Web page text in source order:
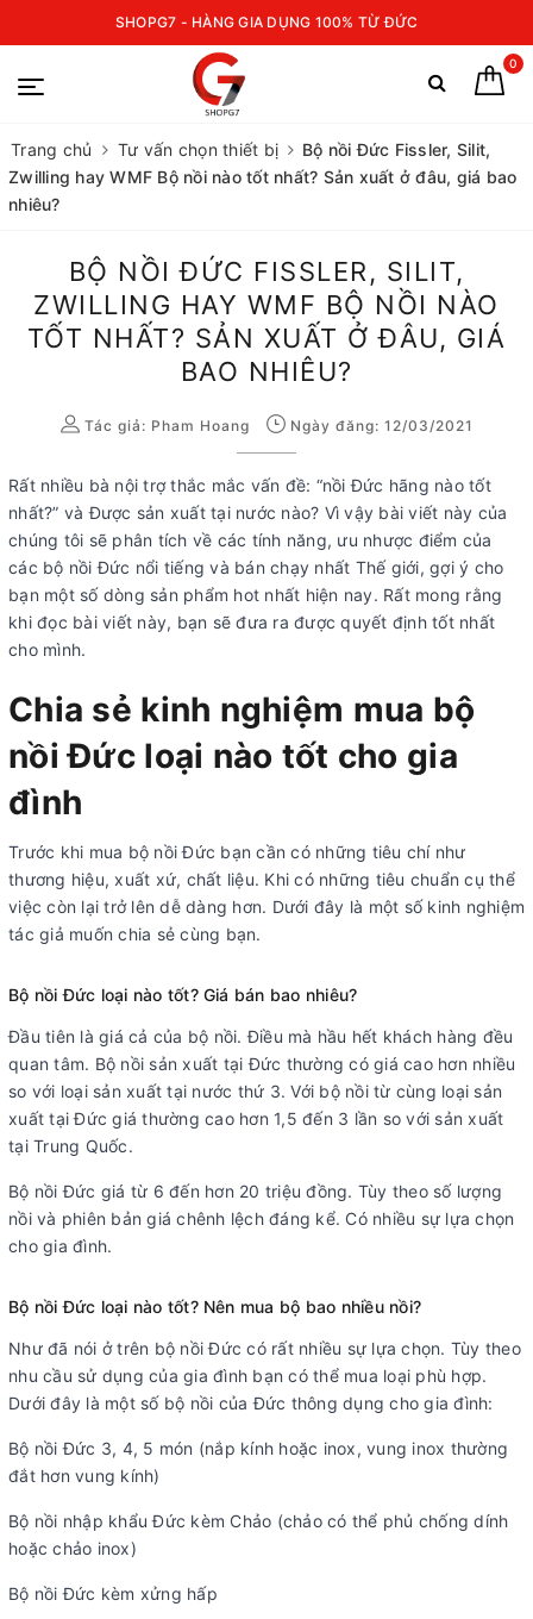
SHOPG7 - HÀNG GIA DỤNG 100% TỪ ĐỨC
0
Trang chủ Tư vấn chọn thiết bị
Bộ nồi Đức Fissler, Silit,
Zwilling hay WMF Bộ nồi nào tốt nhất? Sản xuất ở đâu, giá bao
nhiêu?
BỘ NỒI ĐỨC FISSLER, SILIT,
ZWILLING HAY WMF BỘ NỒI NÀO
TỐT NHẤT? SẢN XUẤT Ở ĐÂU, GIÁ
BAO NHIÊU?
Tác giả: Pham Hoang Ngày đăng: 12/03/2021
Rất nhiều bà nội trợ thắc mắc vấn đề: “nồi Đức hãng nào tốt
nhất?” và Được sản xuất tại nước nào? Vì vậy bài viết này của
chúng tôi sẽ phân tích về các tính năng, ưu nhược điểm của
các bộ nồi Đức nổi tiếng và bán chạy nhất Thế giới, gợi ý cho
bạn một số dòng sản phẩm hot nhất hiện nay. Rất mong rằng
khi đọc bài viết này, bạn sẽ đưa ra được quyết định tốt nhất
cho mình.
Chia sẻ kinh nghiệm mua bộ
nồi Đức loại nào tốt cho gia
đình
Trước khi mua bộ nồi Đức bạn cần có những tiêu chí như
thương hiệu, xuất xứ, chất liệu. Khi có những tiêu chuẩn cụ thể
việc còn lại trở lên dễ dàng hơn. Dưới đây là một số kinh nghiệm
tác giả muốn chia sẻ cùng bạn.
Bộ nồi Đức loại nào tốt? Giá bán bao nhiêu?
Đầu tiên là giá cả của bộ nồi. Điều mà hầu hết khách hàng đều
quan tâm. Bộ nồi sản xuất tại Đức thường có giá cao hơn nhiều
so với loại sản xuất tại nước thứ 3. Với bộ nồi từ cùng loại sản
xuất tại Đức giá thường cao hơn 1,5 đến 3 lần so với sản xuất
tại Trung Quốc.
Bộ nồi Đức giá từ 6 đến hơn 20 triệu đồng. Tùy theo số lượng
nồi và phiên bản giá chênh lệch đáng kể. Có nhiều sự lựa chọn
cho gia đình.
Bộ nồi Đức loại nào tốt? Nên mua bộ bao nhiều nồi?
Như đã nói ở trên bộ nồi Đức có rất nhiều sự lựa chọn. Tùy theo
nhu cầu sử dụng của gia đình bạn có thể mua loại phù hợp.
Dưới đây là một số bộ nồi của Đức thông dụng cho gia đình:
Bộ nồi Đức 3, 4, 5 món (nắp kính hoặc inox, vung inox thường
đắt hơn vung kính)
Bộ nồi nhập khẩu Đức kèm Chảo (chảo có thể phủ chống dính
hoặc chảo inox)
Bộ nồi Đức kèm xửng hấp